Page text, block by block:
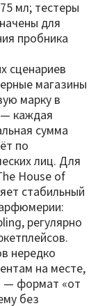
мл; тестеры
для
пробника
сценариев
магазины
марку в
— каждая
сумма
по
лиц. Для
House of
стабильный
регулярно
нередко
на месте,
— формат «от
без